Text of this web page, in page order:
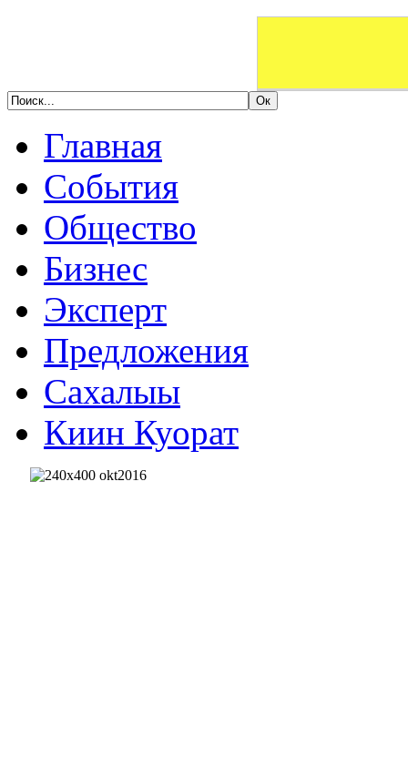
Главная
События
Общество
Бизнес
Эксперт
Предложения
Сахалыы
Киин Куорат